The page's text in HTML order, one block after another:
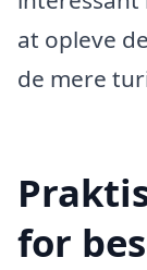
at opleve
de mere
for